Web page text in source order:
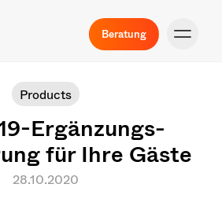
Beratung
Products
Ergänzungs-
für Ihre Gäste
28.10.2020